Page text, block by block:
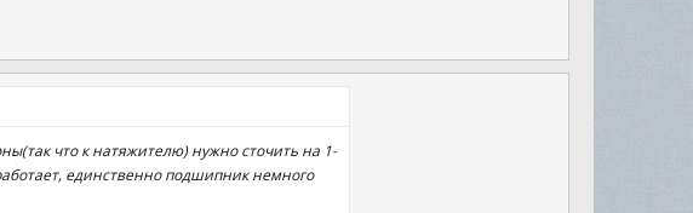
что к натяжителю) нужно сточить на 1-
единственно подшипник немного